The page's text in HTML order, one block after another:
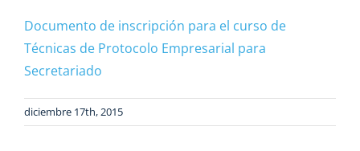
Documento de inscripción para el curso de
Técnicas de Protocolo Empresarial para
Secretariado
diciembre 17th, 2015